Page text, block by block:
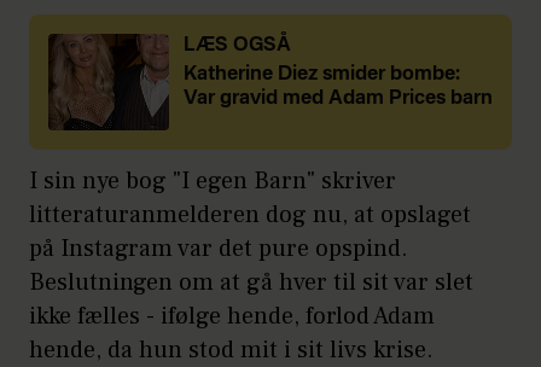
LÆS OGSÅ
Katherine Diez smider bombe:
Var gravid med Adam Prices barn
I sin nye bog "I egen Barn" skriver
litteraturanmelderen dog nu, at opslaget
på Instagram var det pure opspind.
Beslutningen om at gå hver til sit var slet
ikke fælles - ifølge hende, forlod Adam
hende, da hun stod mit i sit livs krise.